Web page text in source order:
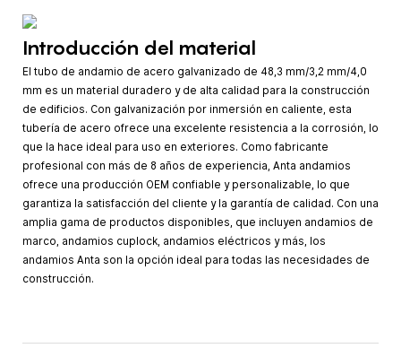
Introducción del material
El tubo de andamio de acero galvanizado de 48,3 mm/3,2 mm/4,0
mm es un material duradero y de alta calidad para la construcción
de edificios. Con galvanización por inmersión en caliente, esta
tubería de acero ofrece una excelente resistencia a la corrosión, lo
que la hace ideal para uso en exteriores. Como fabricante
profesional con más de 8 años de experiencia, Anta andamios
ofrece una producción OEM confiable y personalizable, lo que
garantiza la satisfacción del cliente y la garantía de calidad. Con una
amplia gama de productos disponibles, que incluyen andamios de
marco, andamios cuplock, andamios eléctricos y más, los
andamios Anta son la opción ideal para todas las necesidades de
construcción.